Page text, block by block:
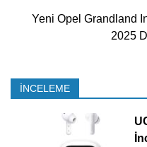
Yeni Opel Grandland
2025
İNCELEME